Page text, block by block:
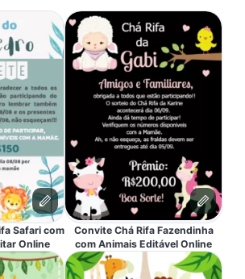
Safari com
Online
Convite Chá Rifa Fazendinha
com Animais Editável Online